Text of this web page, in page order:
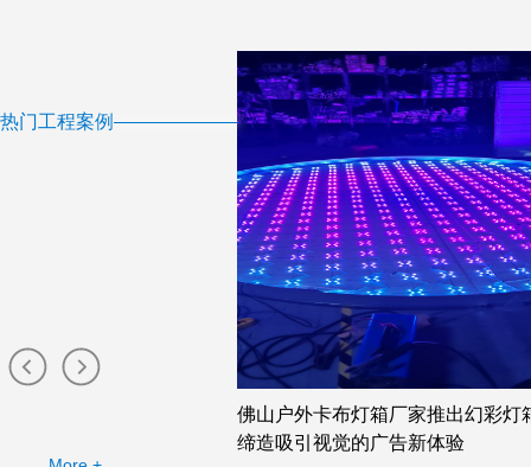
热门工程案例
佛山户外卡布灯箱厂家推出幻彩灯
缔造吸引视觉的广告新体验